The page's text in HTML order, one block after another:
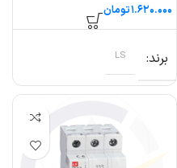
تومان
برند LS